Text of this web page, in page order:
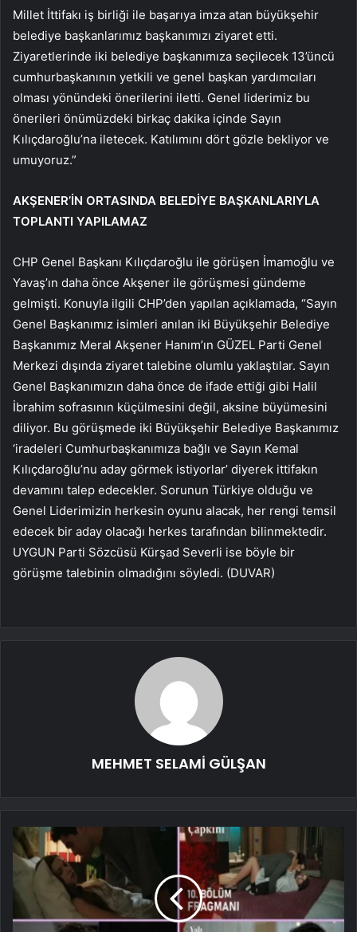
Millet İttifakı iş birliği ile başarıya imza atan büyükşehir
belediye başkanlarımız başkanımızı ziyaret etti.
Ziyaretlerinde iki belediye başkanımıza seçilecek 13’üncü
cumhurbaşkanının yetkili ve genel başkan yardımcıları
olması yönündeki önerilerini iletti. Genel liderimiz bu
önerileri önümüzdeki birkaç dakika içinde Sayın
Kılıçdaroğlu’na iletecek. Katılımını dört gözle bekliyor ve
umuyoruz.”
AKŞENER’İN ORTASINDA BELEDİYE BAŞKANLARIYLA
TOPLANTI YAPILAMAZ
CHP Genel Başkanı Kılıçdaroğlu ile görüşen İmamoğlu ve
Yavaş’ın daha önce Akşener ile görüşmesi gündeme
gelmişti. Konuyla ilgili CHP’den yapılan açıklamada, “Sayın
Genel Başkanımız isimleri anılan iki Büyükşehir Belediye
Başkanımız Meral Akşener Hanım’ın GÜZEL Parti Genel
Merkezi dışında ziyaret talebine olumlu yaklaştılar. Sayın
Genel Başkanımızın daha önce de ifade ettiği gibi Halil
İbrahim sofrasının küçülmesini değil, aksine büyümesini
diliyor. Bu görüşmede iki Büyükşehir Belediye Başkanımız
‘iradeleri Cumhurbaşkanımıza bağlı ve Sayın Kemal
Kılıçdaroğlu’nu aday görmek istiyorlar’ diyerek ittifakın
devamını talep edecekler. Sorunun Türkiye olduğu ve
Genel Liderimizin herkesin oyunu alacak, her rengi temsil
edecek bir aday olacağı herkes tarafından bilinmektedir.
UYGUN Parti Sözcüsü Kürşad Severli ise böyle bir
görüşme talebinin olmadığını söyledi. (DUVAR)
MEHMET SELAMİ GÜLŞAN